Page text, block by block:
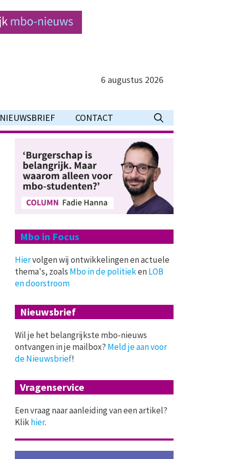
6 augustus 2026
NIEUWSBRIEF CONTACT
Mbo in Focus
Hiervolgen wij ontwikkelingen en actuele
thema's, zoals Mbo in de politiekenLOB
en doorstroom
Nieuwsbrief
Wil je het belangrijkste mbo-nieuws
ontvangen in je mailbox? Meld je aan voor
de Nieuwsbrief!
Vragenservice
Een vraag naar aanleiding van een artikel?
Klikhier.